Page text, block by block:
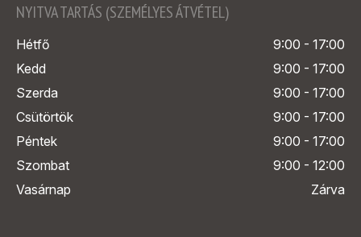
NYITVA TARTÁS (SZEMÉLYES ÁTVÉTEL)
Hétfő
9:00 - 17:00
Kedd
9:00 - 17:00
Szerda
9:00 - 17:00
Csütörtök
9:00 - 17:00
Péntek
9:00 - 17:00
Szombat
9:00 - 12:00
Vasárnap
Zárva